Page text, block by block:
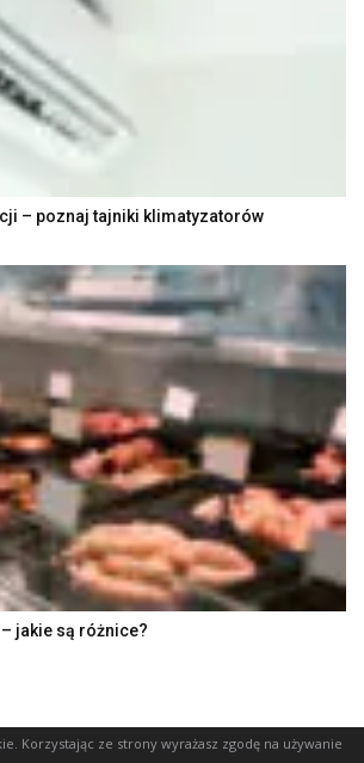
– poznaj tajniki klimatyzatorów
jakie są różnice?
Korzystając ze strony wyrażasz zgodę na używanie